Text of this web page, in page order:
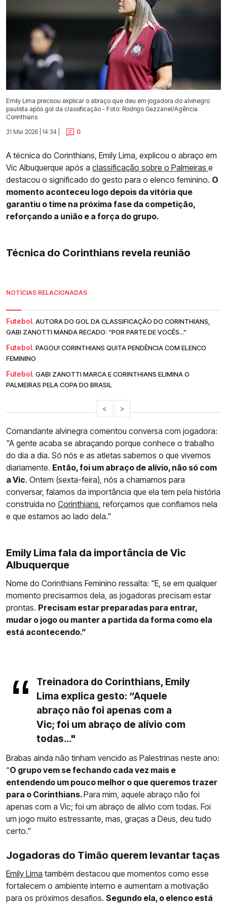
Emily Lima precisou explicar o abraço que deu em jogadora do alvinegro
paulista após gol da classificação - Foto: Rodrigo Gazzanel/Agência
Corinthians
31 Mai 2026 | 14:34 |
0
A técnica do Corinthians, Emily Lima, explicou o abraço em
Vic Albuquerque após a classificação sobre o Palmeiras e
destacou o significado do gesto para o elenco feminino. O
momento aconteceu logo depois da vitória que
garantiu o time na próxima fase da competição,
reforçando a união e a força do grupo.
Técnica do Corinthians revela reunião
NOTÍCIAS RELACIONADAS
Futebol. AUTORA DO GOL DA CLASSIFICAÇÃO DO CORINTHIANS,
GABI ZANOTTI MANDA RECADO: “POR PARTE DE VOCÊS...”
Futebol. PAGOU! CORINTHIANS QUITA PENDÊNCIA COM ELENCO
FEMININO
Futebol. GABI ZANOTTI MARCA E CORINTHIANS ELIMINA O
PALMEIRAS PELA COPA DO BRASIL
< >
Comandante alvinegra comentou conversa com jogadora:
"A gente acaba se abraçando porque conhece o trabalho
do dia a dia. Só nós e as atletas sabemos o que vivemos
diariamente. Então, foi um abraço de alívio, não só com
a Vic. Ontem (sexta-feira), nós a chamamos para
conversar, falamos da importância que ela tem pela história
construída no Corinthians , reforçamos que confiamos nela
e que estamos ao lado dela."
Emily Lima fala da importância de Vic
Albuquerque
Nome do Corinthians Feminino ressalta: "E, se em qualquer
momento precisarmos dela, as jogadoras precisam estar
prontas. Precisam estar preparadas para entrar,
mudar o jogo ou manter a partida da forma como ela
está acontecendo.”
Treinadora do Corinthians, Emily
Lima explica gesto: “Aquele
abraço não foi apenas com a
Vic; foi um abraço de alívio com
todas..."
Brabas ainda não tinham vencido as Palestrinas neste ano:
“O grupo vem se fechando cada vez mais e
entendendo um pouco melhor o que queremos trazer
para o Corinthians.Para mim, aquele abraço não foi
apenas com a Vic; foi um abraço de alívio com todas. Foi
um jogo muito estressante, mas, graças a Deus, deu tudo
certo."
Jogadoras do Timão querem levantar taças
Emily Lima também destacou que momentos como esse
fortalecem o ambiente interno e aumentam a motivação
para os próximos desafios. Segundo ela, o elenco está